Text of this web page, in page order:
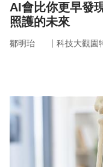
AI會比你更早發
照護的未來
鄒明珆 ｜ 科技大觀園